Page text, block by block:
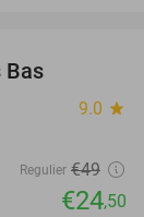
Bas
9.0 star
Regulier €49
€24,50